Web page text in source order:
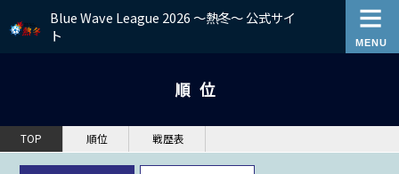
Blue Wave League 2026 ～熱冬～ 公式サイ
ト
順位
TOP 順位 戦歴表